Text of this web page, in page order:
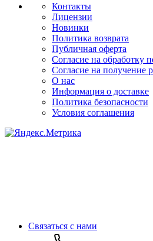
Контакты
Лицензии
Новинки
Политика возврата
Публичная оферта
Согласие на обработку
Согласие на получение
О нас
Информация о доставке
Политика безопасности
Условия соглашения
Связаться с нами